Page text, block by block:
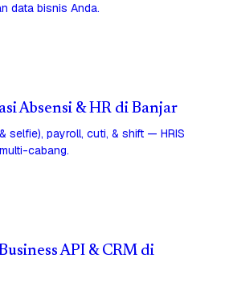
data bisnis Anda.
Absensi & HR di Banjar
selfie), payroll, cuti, & shift — HRIS
cabang.
API & CRM di